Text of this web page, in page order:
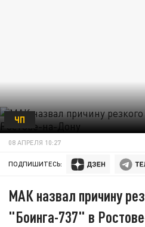
ЧП
08 АПРЕЛЯ 10:27
ПОДПИШИТЕСЬ:
МАК назвал причину
"Боинга-737" в